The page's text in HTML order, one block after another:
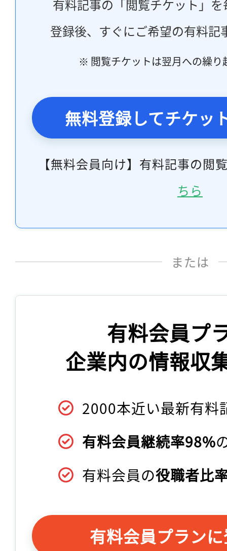
有料記事の「閲覧チケット」
登録後、すぐにご希望の有料記
※ 閲覧チケットは翌月への繰り
無料登録してチケッ
【無料会員向け】有料記事の閲
ちら
または
有料会員プ
企業内の情報収
2000本近い最新有料
有料会員継続率98%
有料会員の役職者比
有料会員プラン